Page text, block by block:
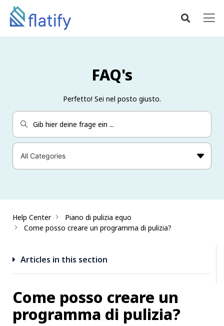
FAQ's
Perfetto! Sei nel posto giusto.
Help Center
Piano di pulizia equo
Come posso creare un programma di pulizia?
Articles in this section
Come posso creare un
programma di pulizia?